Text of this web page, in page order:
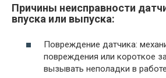
Причины неисправности
впуска или выпуска:
Повреждение датчика:
повреждения или короткое
вызывать неполадки в